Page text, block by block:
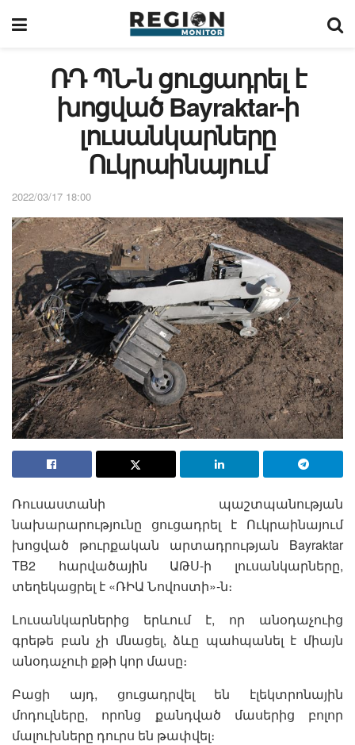
ՌԴ ՊՆ-ն ցուցադրել է
խոցված Bayraktar-ի
լուսանկարները
Ուկրաինայում
2022/03/17 18:00
Ռուսաստանի պաշտպանության
նախարարությունը ցուցադրել է Ուկրաինայում
խոցված թուրքական արտադրության Bayraktar
TB2 հարվածային ԱԹՍ-ի լուսանկարները,
տեղեկացրել է «ՌԻԱ Նովոստի»-ն։
Լուսանկարներից երևում է, որ անօդաչուից
գրեթե բան չի մնացել, ձևը պահպանել է միայն
անօդաչուի քթի կոր մասը։
Բացի այդ, ցուցադրվել են էլեկտրոնային
մոդուլները, որոնց քանդված մասերից բոլոր
մալուխները դուրս են թափվել։